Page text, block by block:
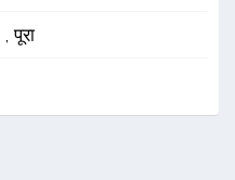
,पूरा